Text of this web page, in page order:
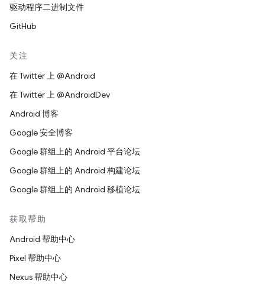
驱动程序二进制文件
GitHub
关注
在 Twitter 上 @Android
在 Twitter 上 @AndroidDev
Android 博客
Google 安全博客
Google 群组上的 Android 平台论坛
Google 群组上的 Android 构建论坛
Google 群组上的 Android 移植论坛
获取帮助
Android 帮助中心
Pixel 帮助中心
Nexus 帮助中心